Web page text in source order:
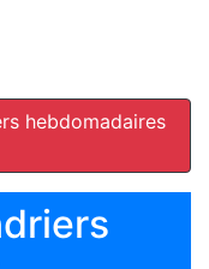
hebdomadaires